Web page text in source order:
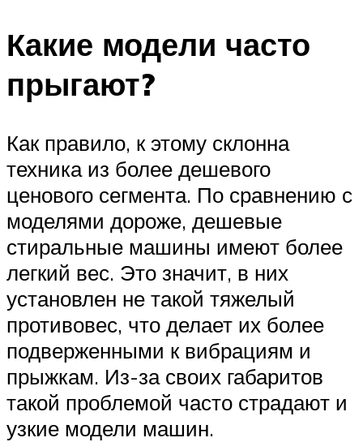
Какие модели часто
прыгают?
Как правило, к этому склонна
техника из более дешевого
ценового сегмента. По сравнению с
моделями дороже, дешевые
стиральные машины имеют более
легкий вес. Это значит, в них
установлен не такой тяжелый
противовес, что делает их более
подверженными к вибрациям и
прыжкам. Из-за своих габаритов
такой проблемой часто страдают и
узкие модели машин.